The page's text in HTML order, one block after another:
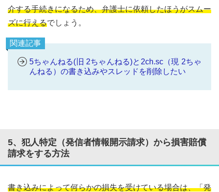
介する手続きになるため、弁護士に依頼したほうがスムー
ズに行えるでしょう。
関連記事
5ちゃんねる(旧 2ちゃんねる)と2ch.sc（現 2ちゃ
んねる）の書き込みやスレッドを削除したい
5、犯人特定（発信者情報開示請求）から損害賠償
請求をする方法
書き込みによって何らかの損失を受けている場合は、「発